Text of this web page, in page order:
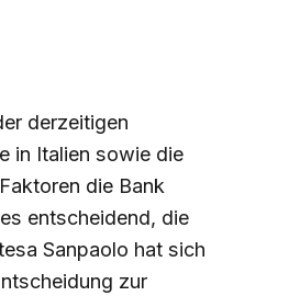
derzeitigen
in Italien sowie die
die Bank
entscheidend, die
Sanpaolo hat sich
zur